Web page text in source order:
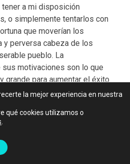
a mi disposición
o simplemente tentarlos con
que moverían los
y perversa cabeza de los
pueblo. La
motivaciones son lo que
grande para aumentar el éxito
guiaban estos mismos
un afán tan pobre y
dinero, la lujuria y las ansias
fin de cuentas, esto es la
y yo más que nadie
para esto: gente
la mejor experiencia en nuestra
qué cookies utilizamos o